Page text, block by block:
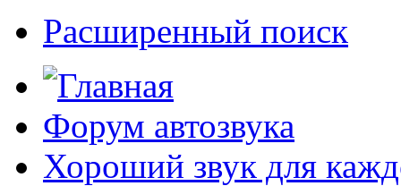
Расширенный поиск
Форум автозвука
Хороший звук для